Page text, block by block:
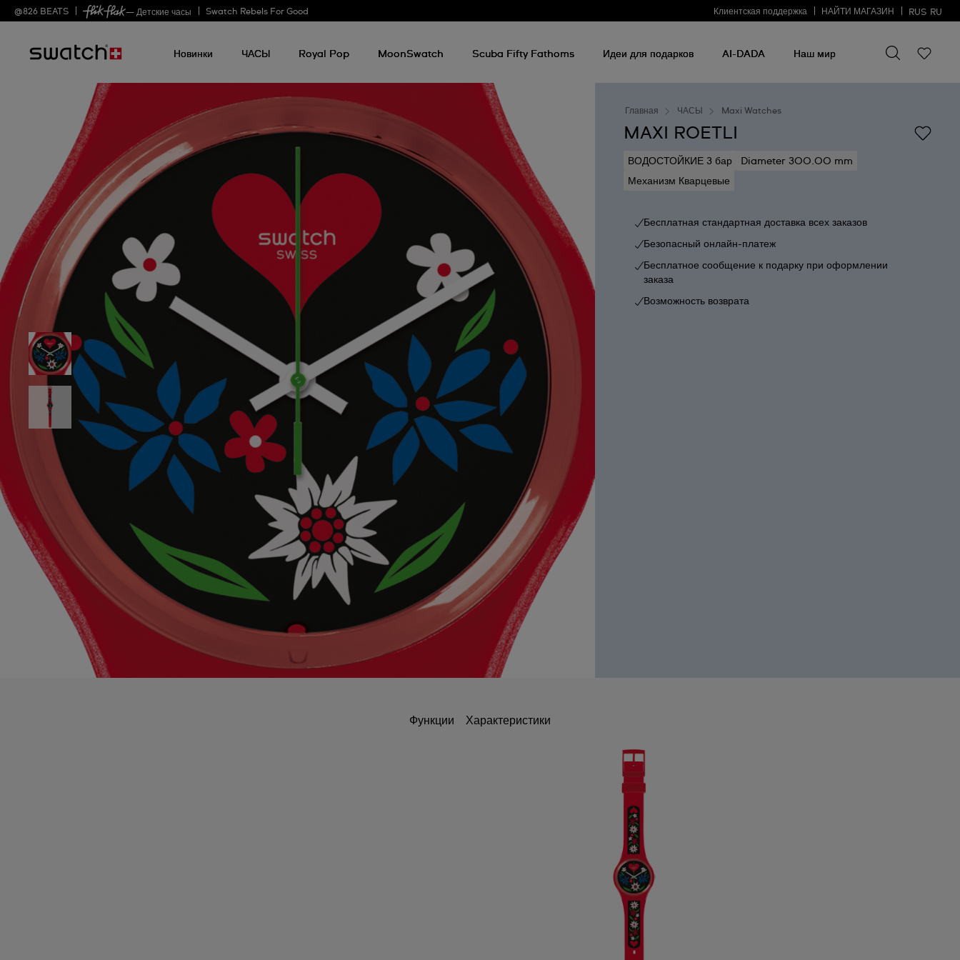
@826 BEATS — Детские часы Swatch Rebels For Good Клиентская поддержка НАЙТИ МАГАЗИН RUS RU
Новинки ЧАСЫ Royal Pop MoonSwatch Scuba Fifty Fathoms Идеи для подарков AI-DADA Наш мир
что-
то
Главная ЧАСЫ Maxi Watches
MAXI ROETLI
ВОДОСТОЙКИЕ 3 бар
Diameter 300.00 mm
Механизм Кварцевые
Бесплатная стандартная доставка всех заказов
Безопасный онлайн-платеж
Бесплатное сообщение к подарку при оформлении
заказа
Возможность возврата
Функции Характеристики